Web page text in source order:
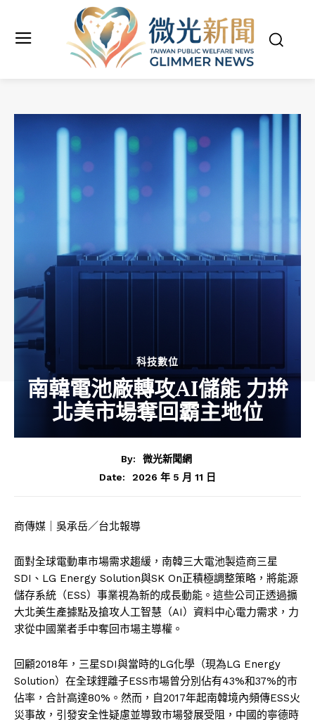
科技數位
南韓電池廠轉攻AI儲能 力拚
北美市場奪回霸主地位
By:
微光新聞網
Date:
2026 年 5 月 11 日
商傳媒｜吳承岳／台北報導
面對全球電動車市場需求趨緩，南韓三大電池製造商三星
SDI、LG Energy Solution與SK On正積極調整策略，將能源
儲存系統（ESS）事業視為新的成長動能。這些公司正透過擴
大北美生產據點及搶攻人工智慧（AI）資料中心電力需求，力
求從中國業者手中奪回市場主導權。
回顧2018年，三星SDI與當時的LG化學（現為LG Energy
Solution）在全球鋰離子ESS市場曾分別佔有43%和37%的市
佔率，合計高達80%。然而，自2017年起南韓境內頻傳ESS火
災事故，引發安全性疑慮並導致市場發展受阻，中國的寧德時